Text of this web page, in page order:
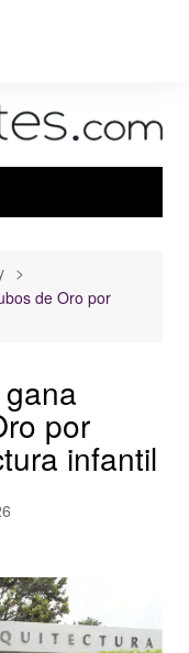
de Oro por
por
infantil